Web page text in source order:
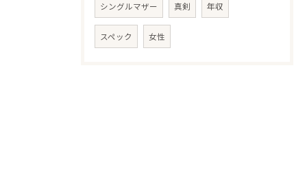
シングルマザー 真剣 年収
スペック 女性